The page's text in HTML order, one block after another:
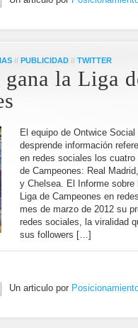
// PUBLICIDAD // TWITTER
la Liga
El equipo de Ontwice
desprende información
en redes sociales los
de Campeones: Real
y Chelsea. El Informe
Liga de Campeones en
mes de marzo de 2012 su
redes sociales, la viralidad
sus followers […]
Un articulo por